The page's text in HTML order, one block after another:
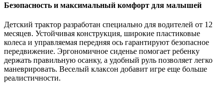
Безопасность и максимальный комфорт для малышей
Детский трактор разработан специально для водителей от 12
месяцев. Устойчивая конструкция, широкие пластиковые
колеса и управляемая передняя ось гарантируют безопасное
передвижение. Эргономичное сиденье помогает ребенку
держать правильную осанку, а удобный руль позволяет легко
маневрировать. Веселый клаксон добавит игре еще больше
реалистичности.